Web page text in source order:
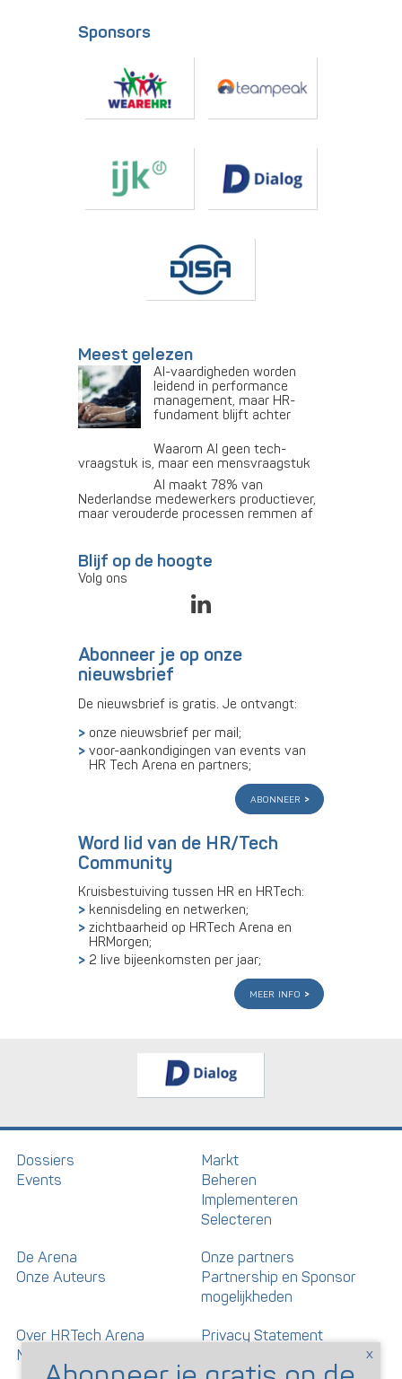
Sponsors
Meest gelezen
AI-vaardigheden worden
leidend in performance
management, maar HR-
fundament blijft achter
Waarom AI geen tech-
vraagstuk is, maar een mensvraagstuk
AI maakt 78% van
Nederlandse medewerkers productiever,
maar verouderde processen remmen af
Blijf op de hoogte
Volg ons
Abonneer je op onze
nieuwsbrief
De nieuwsbrief is gratis. Je ontvangt:
onze nieuwsbrief per mail;
voor-aankondigingen van events van
HR Tech Arena en partners;
abonneer
Word lid van de HR/Tech
Community
Kruisbestuiving tussen HR en HRTech:
kennisdeling en netwerken;
zichtbaarheid op HRTech Arena en
HRMorgen;
2 live bijeenkomsten per jaar;
meer info
Dossiers
Events
Markt
Beheren
Implementeren
Selecteren
De Arena
Onze Auteurs
Onze partners
Partnership en Sponsor
mogelijkheden
Over HRTech Arena
Nieuwsbrief
Privacy Statement
Gedragscode artikelen en
reacties